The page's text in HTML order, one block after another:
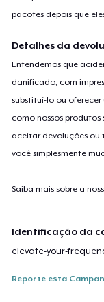
pacotes depois que
Detalhes da
Entendemos que
danificado, com
substituí-lo ou
como nossos
aceitar devoluções ou
você simplesmente
Saiba mais sobre a
Identificação da
elevate-your-
Reporte esta